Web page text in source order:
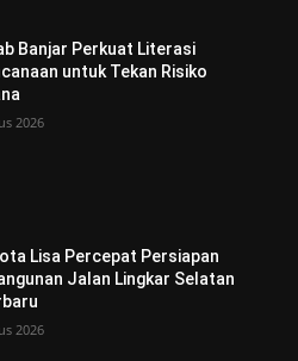
Banjar Perkuat Literasi
untuk Tekan Risiko
2026
Lisa Percepat Persiapan
Jalan Lingkar Selatan
2026